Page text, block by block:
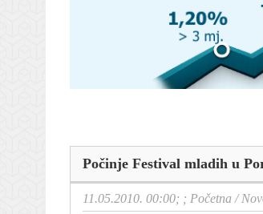
Počinje Festival mladih u
11.05.2010. 00:00; ; Početna /